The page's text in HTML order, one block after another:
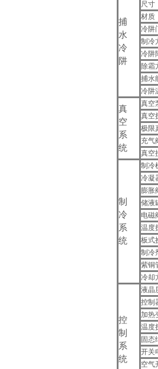
捕
水
冷
阱
尺寸
材质
冷阱
制冷
冷阱
除霜
捕水
冷阱
真
空
系
统
真空
真空
极限
充气
真空
制
冷
系
统
制冷
冷凝
膨胀
储液
电磁
温度
板式
制冷
紫铜
冷却
控
制
系
统
液晶
控制
加热
温度
固态
开关
空气